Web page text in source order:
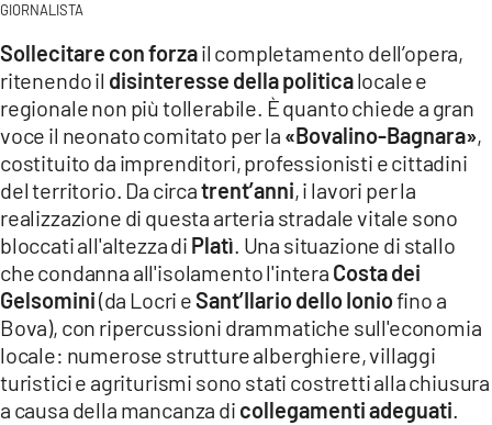
LaC
LACPLAY.IT
LACTV.IT
LACONAIR.IT
LACITYMAG.IT
ILREGGINO.IT
COSENZACHANNEL.IT
ILVIBONESE.IT
CATANZAROCHANNEL.IT
GIORNALISTA
Sollecitare con forzail completamento dell’opera,
ritenendo il disinteresse della politicalocale e
regionale non più tollerabile. È quanto chiede a gran
voce il neonato comitato per la «Bovalino-Bagnara»,
costituito da imprenditori, professionisti e cittadini
del territorio. Da circatrent’anni, i lavori per la
realizzazione di questa arteria stradale vitale sono
bloccati all'altezza di Platì. Una situazione di stallo
che condanna all'isolamento l'intera Costa dei
Gelsomini(da Locri eSant’Ilario dello Ioniofino a
Bova), con ripercussioni drammatiche sull'economia
locale: numerose strutture alberghiere, villaggi
turistici e agriturismi sono stati costretti alla chiusura
a causa della mancanza di collegamenti adeguati.